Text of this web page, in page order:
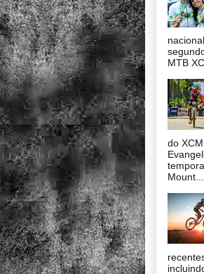
MTB
do
Mount...